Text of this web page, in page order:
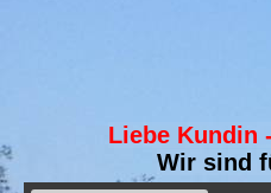
Liebe Kundin
Wir sind